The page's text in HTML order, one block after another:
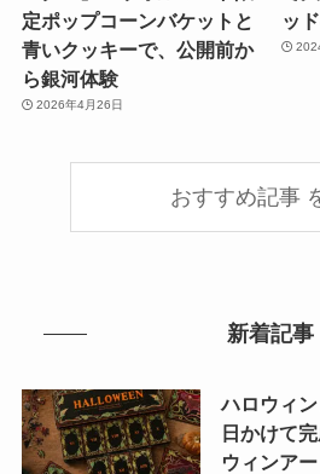
定ポップコーンバケットと
青いクッキーで、公開前か
ら銀河体験
2026年4月26日
ッ
おすすめ記事
新着記事
ハロウィ
日かけて
ウィンア